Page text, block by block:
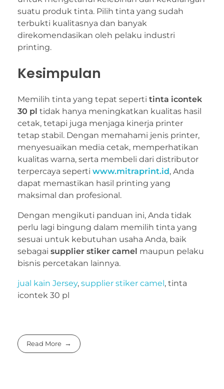
suatu produk tinta. Pilih tinta yang sudah
terbukti kualitasnya dan banyak
direkomendasikan oleh pelaku industri
printing.
Kesimpulan
Memilih tinta yang tepat seperti tinta icontek
30 pl tidak hanya meningkatkan kualitas hasil
cetak, tetapi juga menjaga kinerja printer
tetap stabil. Dengan memahami jenis printer,
menyesuaikan media cetak, memperhatikan
kualitas warna, serta membeli dari distributor
terpercaya seperti www.mitraprint.id, Anda
dapat memastikan hasil printing yang
maksimal dan profesional.
Dengan mengikuti panduan ini, Anda tidak
perlu lagi bingung dalam memilih tinta yang
sesuai untuk kebutuhan usaha Anda, baik
sebagai supplier stiker camel maupun pelaku
bisnis percetakan lainnya.
jual kain Jersey, supplier stiker camel , tinta
icontek 30 pl
Read More